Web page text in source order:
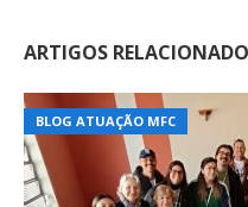
ARTIGOS
BLOG ATUAÇÃO MFC